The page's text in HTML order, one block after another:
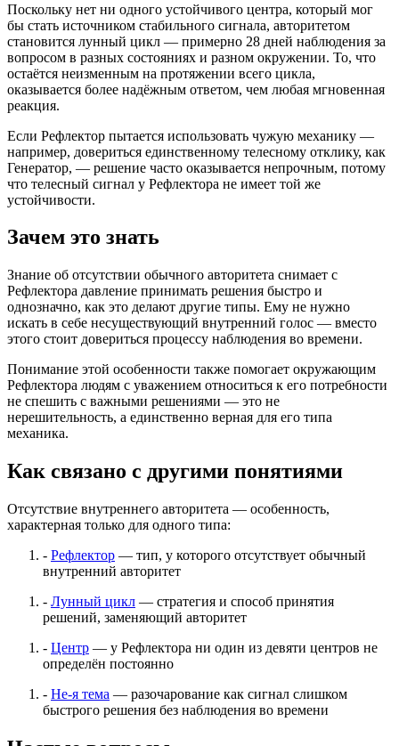
Поскольку нет ни одного устойчивого центра, который мог
бы стать источником стабильного сигнала, авторитетом
становится лунный цикл — примерно 28 дней наблюдения за
вопросом в разных состояниях и разном окружении. То, что
остаётся неизменным на протяжении всего цикла,
оказывается более надёжным ответом, чем любая мгновенная
реакция.
Если Рефлектор пытается использовать чужую механику —
например, довериться единственному телесному отклику, как
Генератор, — решение часто оказывается непрочным, потому
что телесный сигнал у Рефлектора не имеет той же
устойчивости.
Зачем это знать
Знание об отсутствии обычного авторитета снимает с
Рефлектора давление принимать решения быстро и
однозначно, как это делают другие типы. Ему не нужно
искать в себе несуществующий внутренний голос — вместо
этого стоит довериться процессу наблюдения во времени.
Понимание этой особенности также помогает окружающим
Рефлектора людям с уважением относиться к его потребности
не спешить с важными решениями — это не
нерешительность, а единственно верная для его типа
механика.
Как связано с другими понятиями
Отсутствие внутреннего авторитета — особенность,
характерная только для одного типа:
- Рефлектор — тип, у которого отсутствует обычный
внутренний авторитет
- Лунный цикл — стратегия и способ принятия
решений, заменяющий авторитет
- Центр — у Рефлектора ни один из девяти центров не
определён постоянно
- Не-я тема — разочарование как сигнал слишком
быстрого решения без наблюдения во времени